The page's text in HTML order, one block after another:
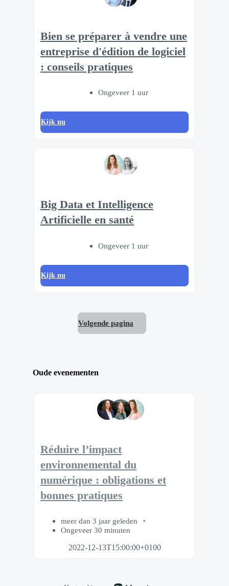
Bien se préparer à vendre une
entreprise d'édition de logiciel
: conseils pratiques
Ongeveer 1 uur
Kijk nu
Big Data et Intelligence
Artificielle en santé
Ongeveer 1 uur
Kijk nu
Volgende pagina
Oude evenementen
Réduire l’impact
environnemental du
numérique : obligations et
bonnes pratiques
meer dan 3 jaar geleden
Ongeveer 30 minuten
2022-12-13T15:00:00+0100